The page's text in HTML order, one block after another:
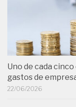
Uno de cada
gastos de
22/06/2026